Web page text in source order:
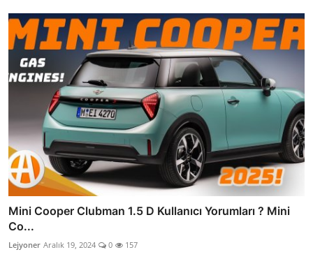
Mini Cooper Clubman 1.5 D Kullanıcı Yorumları ? Mini
Co...
Lejyoner Aralık 19, 2024 0 157